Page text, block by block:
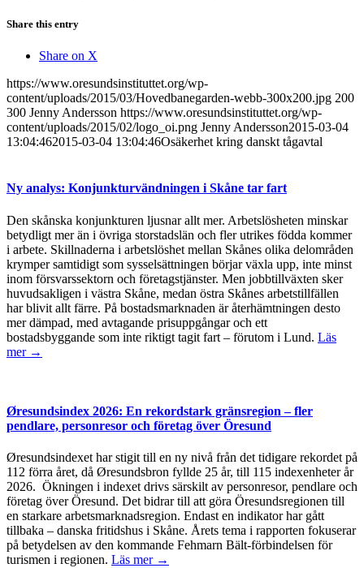
Share this entry
Share on X
https://www.oresundsinstituttet.org/wp-
content/uploads/2015/03/Hovedbanegarden-webb-300x200.jpg 200
300 Jenny Andersson https://www.oresundsinstituttet.org/wp-
content/uploads/2015/02/logo_oi.png Jenny Andersson2015-03-04
13:04:462015-03-04 13:04:46Osäkerhet kring danskt tågavtal
Ny analys: Konjunkturvändningen i Skåne tar fart
Den skånska konjunkturen ljusnar allt mer. Arbetslösheten minskar
betydligt mer än i övriga storstadslän och fler utrikes födda kommer
i arbete. Skillnaderna i arbetslöshet mellan Skånes olika delområden
krymper samtidigt som sysselsättningen börjar växla upp, inte minst
inom försvarssektorn och företagstjänster. Men jobbtillväxten sker
huvudsakligen i västra Skåne, medan östra Skånes arbetstillfällen
har blivit allt färre. På bostadsmarknaden är återhämtningen desto
mer dämpad, med avtagande prisuppgångar och ett
bostadsbyggande som inte riktigt tagit fart – förutom i Lund. Läs
mer →
Øresundsindex 2026: En rekordstark gränsregion – fler
pendlare, personresor och företag över Öresund
Øresundsindexet har stigit till en ny nivå från det tidigare rekordet på
112 förra året, då Øresundsbron fyllde 25 år, till 115 indexenheter år
2026. Ökningen i indexet drivs särskilt av personresor, pendlare och
företag över Öresund. Det bidrar till att göra Öresundsregionen till
en starkare arbetsmarknadsregion. Endast en indikator har gått
tillbaka – danska fritidshus i Skåne. Årets tema i rapporten fokuserar
på betydelsen av den kommande Fehmarn Bält-förbindelsen för
turismen i regionen. Läs mer →